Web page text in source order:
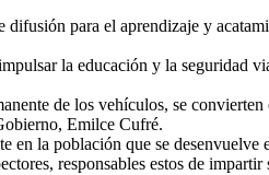
para el aprendizaje y
la educación y la seguridad
de los vehículos, se
Emilce Cufré.
la población que se
responsables estos de impartir